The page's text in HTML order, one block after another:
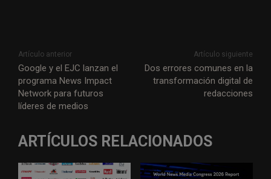
Artículo anterior
Google y el EJC lanzan el
programa News Impact
Network para futuros
líderes de medios
Artículo siguiente
Dos errores comunes en la
transformación digital de
redacciones
ARTÍCULOS RELACIONADOS